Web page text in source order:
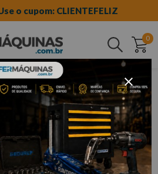
o cupom: CLIENTEFELIZ
0
Buscar
em geral
abrasivos